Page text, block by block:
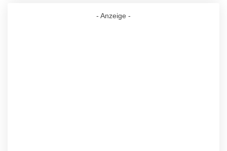
- Anzeige -